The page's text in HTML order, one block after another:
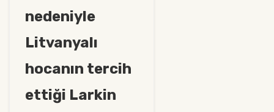
nedeniyle
Litvanyalı
hocanın tercih
ettiği Larkin